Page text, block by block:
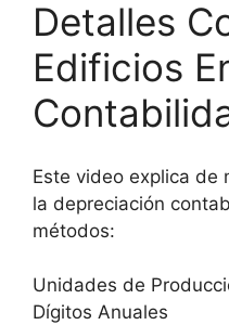
Detalles
Edificios
Este video explica de
la depreciación
métodos:
Unidades de
Dígitos Anuales